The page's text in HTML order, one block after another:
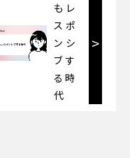
もレ
スポ
ンシ
ブす
る時
代
>